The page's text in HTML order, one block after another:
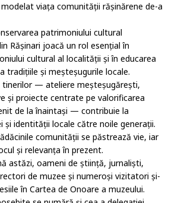
viața comunității rășinărene de-a
patrimoniului cultural
Rășinari joacă un rol esențial în
cultural al localității și în educarea
tradițiile și meșteșugurile locale.
tinerilor — ateliere meșteșugărești,
și proiecte centrate pe valorificarea
de la înaintași — contribuie la
identității locale către noile generații.
comunității se păstrează vie, iar
și relevanța în prezent.
astăzi, oameni de știință, jurnaliști,
de muzee și numeroși vizitatori și-
în Cartea de Onoare a muzeului.